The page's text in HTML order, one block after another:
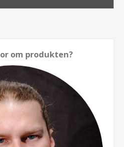
om produkten?